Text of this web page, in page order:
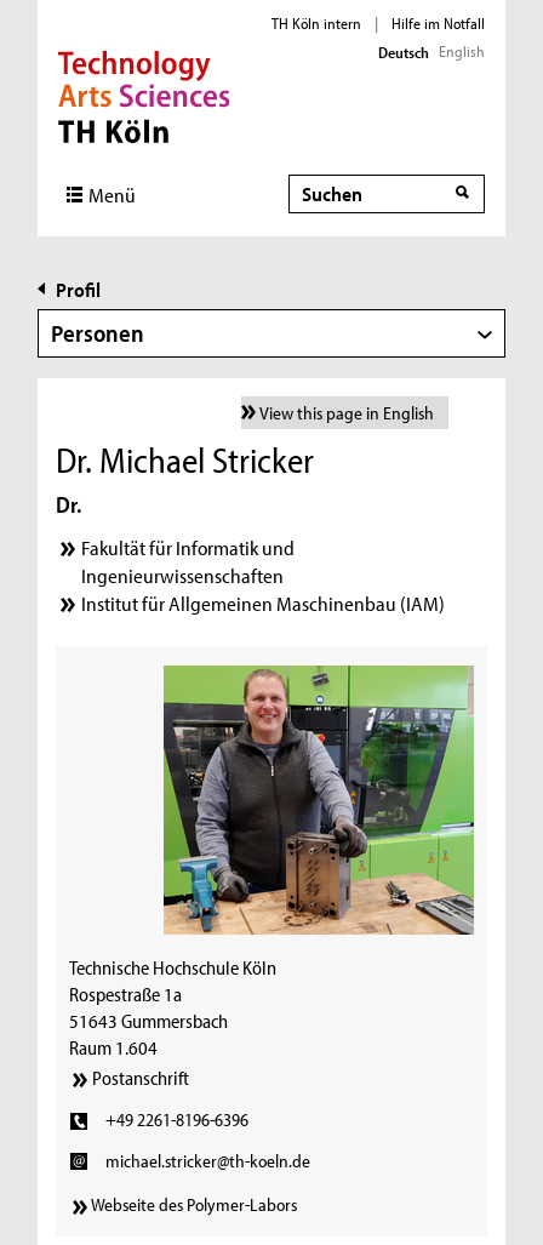
Direkt zur Hauptnavigation
Direkt zur Subnavigation
Direkt zum Inhalt
Direkt zum Fußbereich
TH Köln intern |
Hilfe im Notfall
Deutsch English
Menü Suche
Profil
Personen
View this page in English
Dr. Michael Stricker
Dr.
Fakultät für Informatik und
Ingenieurwissenschaften
Institut für Allgemeinen Maschinenbau (IAM)
Technische Hochschule Köln
Rospestraße 1a
51643 Gummersbach
Raum 1.604
Postanschrift
+49 2261-8196-6396
michael.stricker@th-koeln.de
Webseite des Polymer-Labors